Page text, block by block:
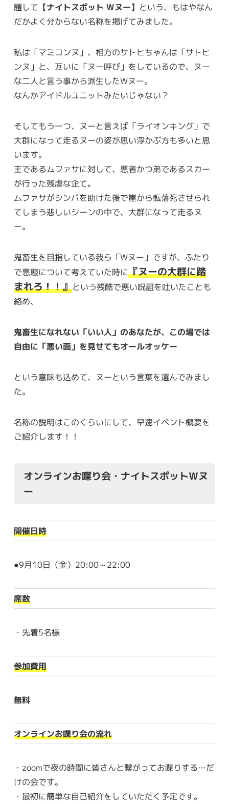
題して 【ナイトスポット Wヌー】 という、もはやなん
だかよく分からない名称を掲げてみました。
私は「マミコンヌ」、相方のサトヒちゃんは「サトヒ
ンヌ」と、互いに「ヌー呼び」をしているので、ヌー
な二人と言う事から派生したWヌー。
なんかアイドルユニットみたいじゃない？
そしてもう一つ、ヌーと言えば「ライオンキング」で
大群になって走るヌーの姿が思い浮かぶ方も多いと思
います。
王であるムファサに対して、悪者かつ弟であるスカー
が行った残虐な企て。
ムファサがシンバを助けた後で崖から転落死させられ
てしまう悲しいシーンの中で、大群になって走るヌ
ー。
鬼畜生を目指している我ら「Wヌー」ですが、ふたり
で悪態について考えていた時に『ヌーの大群に踏
まれろ！！』という残酷で悪い呪詛を吐いたことも
絡め、
鬼畜生になれない「いい人」のあなたが、この場では
自由に「悪い面」を見せてもオールオッケー
という意味も込めて、ヌーという言葉を選んでみまし
た。
名称の説明はこのくらいにして、早速イベント概要を
ご紹介します！！
オンラインお喋り会・ナイトスポットＷヌ
ー
開催日時
●9月10日（金）20:00～22:00
席数
・先着5名様
参加費用
無料
オンラインお喋り会の流れ
・zoomで夜の時間に皆さんと繋がってお喋りする…だ
けの会です。
・最初に簡単な自己紹介をしていただく予定です。